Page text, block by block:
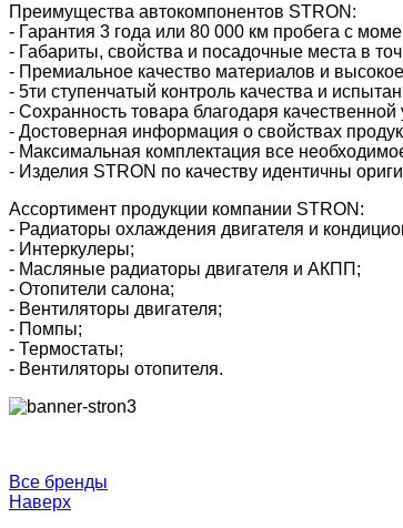
Преимущества автокомпонентов STRON:
- Гарантия 3 года или 80 000 км пробега с
- Габариты, свойства и посадочные места в
- Премиальное качество материалов и высокое
- 5ти ступенчатый контроль качества и
- Сохранность товара благодаря качественной
- Достоверная информация о свойствах
- Максимальная комплектация все
- Изделия STRON по качеству идентичны
Ассортимент продукции компании STRON:
- Радиаторы охлаждения двигателя и
- Интеркулеры;
- Масляные радиаторы двигателя и АКПП;
- Отопители салона;
- Вентиляторы двигателя;
- Помпы;
- Термостаты;
- Вентиляторы отопителя.
Все бренды
Наверх